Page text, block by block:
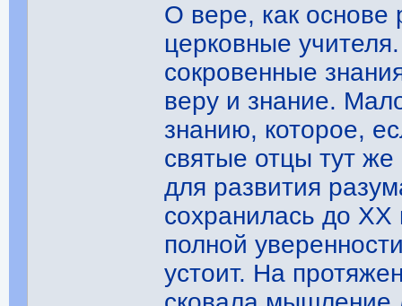
О вере, как основе
церковные
сокровенные
веру и знание.
знанию, которое,
святые отцы тут
для развития
сохранилась до XX
полной
устоит. На